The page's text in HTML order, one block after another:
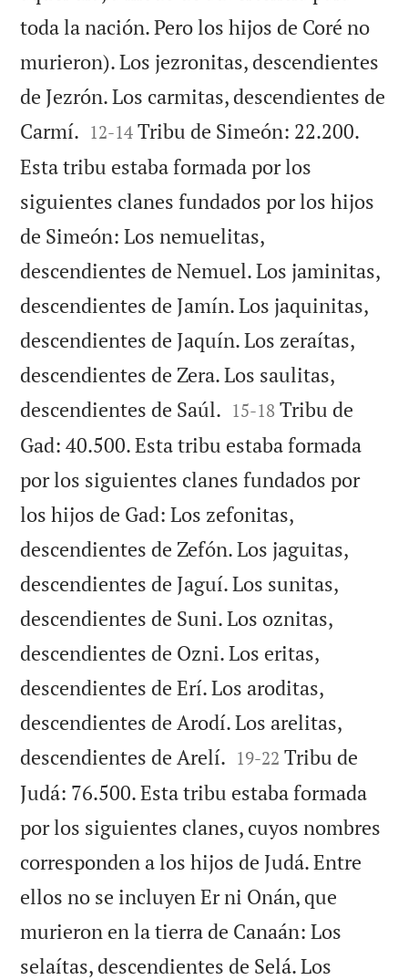
toda la nación. Pero los hijos de Coré no
murieron). Los jezronitas, descendientes
de Jezrón. Los carmitas, descendientes de
Carmí. 

12-14 Tribu de Simeón: 22.200.
Esta tribu estaba formada por los
siguientes clanes fundados por los hijos
de Simeón: Los nemuelitas,
descendientes de Nemuel. Los jaminitas,
descendientes de Jamín. Los jaquinitas,
descendientes de Jaquín. Los zeraítas,
descendientes de Zera. Los saulitas,
descendientes de Saúl. 

15-18 Tribu de
Gad: 40.500. Esta tribu estaba formada
por los siguientes clanes fundados por
los hijos de Gad: Los zefonitas,
descendientes de Zefón. Los jaguitas,
descendientes de Jaguí. Los sunitas,
descendientes de Suni. Los oznitas,
descendientes de Ozni. Los eritas,
descendientes de Erí. Los aroditas,
descendientes de Arodí. Los arelitas,
descendientes de Arelí. 

19-22 Tribu de
Judá: 76.500. Esta tribu estaba formada
por los siguientes clanes, cuyos nombres
corresponden a los hijos de Judá. Entre
ellos no se incluyen Er ni Onán, que
murieron en la tierra de Canaán: Los
selaítas, descendientes de Selá. Los